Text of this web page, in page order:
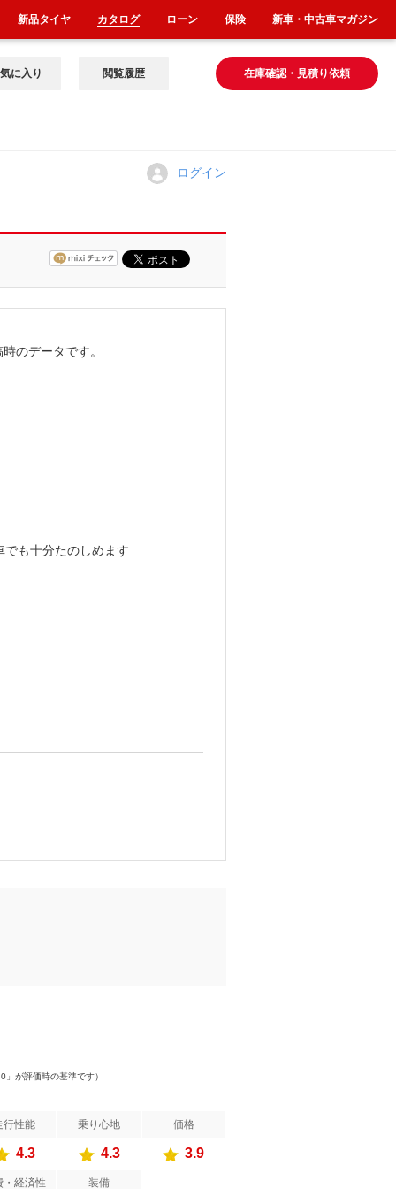
在庫確認・見積り依頼
に入り 閲覧履歴
ログイン
のデータです。
も十分たのしめます
」が評価時の基準です）
行性能 乗り心地 価格
4.3 4.3 3.9
・経済性 装備
新品タイヤ カタログ ローン 保険 新車・中古車マガジン